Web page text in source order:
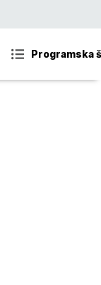
Programska